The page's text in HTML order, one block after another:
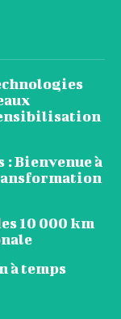
Bienvenue à
10 000 km
à temps